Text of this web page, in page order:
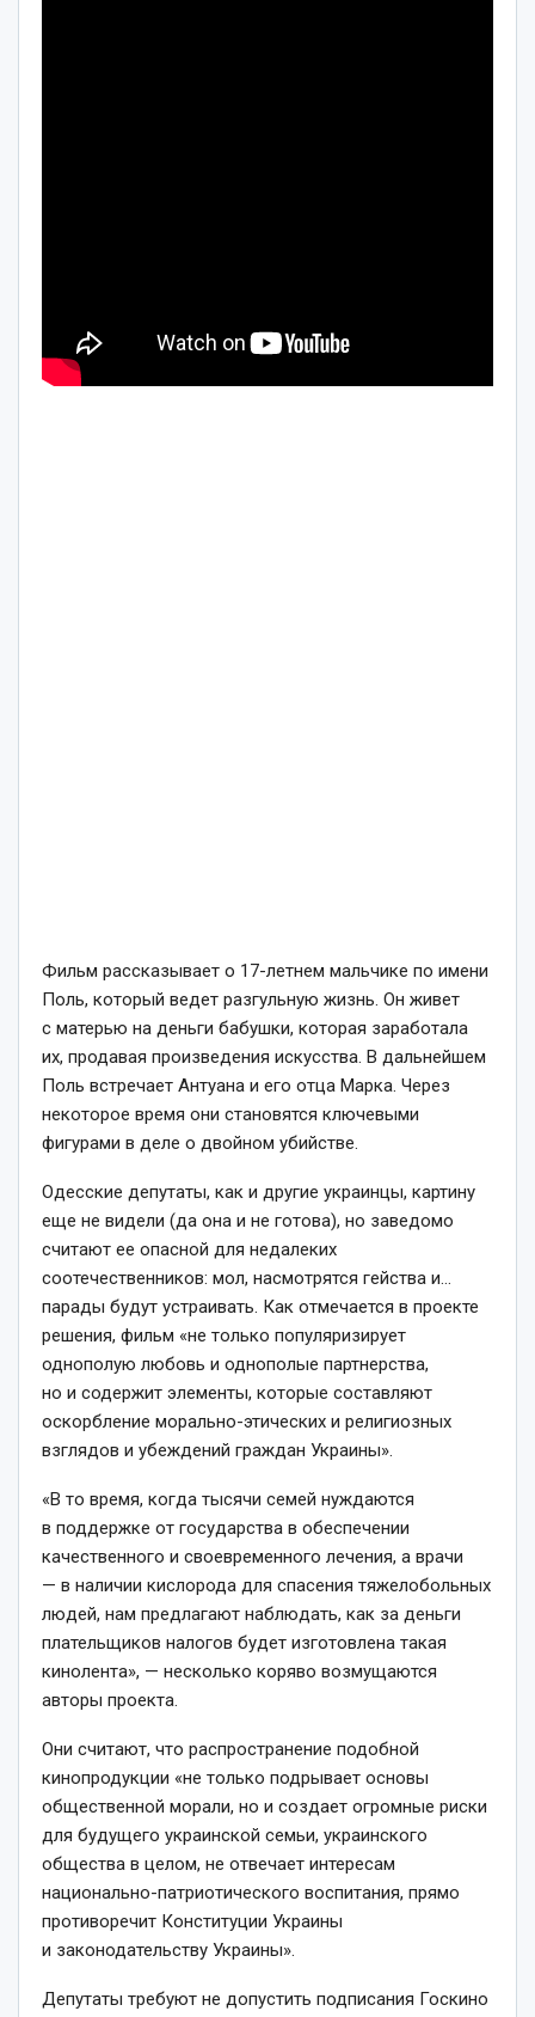
Фильм рассказывает о 17-летнем мальчике по имени
Поль, который ведет разгульную жизнь. Он живет
с матерью на деньги бабушки, которая заработала
их, продавая произведения искусства. В дальнейшем
Поль встречает Антуана и его отца Марка. Через
некоторое время они становятся ключевыми
фигурами в деле о двойном убийстве.
Одесские депутаты, как и другие украинцы, картину
еще не видели (да она и не готова), но заведомо
считают ее опасной для недалеких
соотечественников: мол, насмотрятся гейства и…
парады будут устраивать. Как отмечается в проекте
решения, фильм «не только популяризирует
однополую любовь и однополые партнерства,
но и содержит элементы, которые составляют
оскорбление морально-этических и религиозных
взглядов и убеждений граждан Украины».
«В то время, когда тысячи семей нуждаются
в поддержке от государства в обеспечении
качественного и своевременного лечения, а врачи
— в наличии кислорода для спасения тяжелобольных
людей, нам предлагают наблюдать, как за деньги
плательщиков налогов будет изготовлена такая
кинолента», — несколько коряво возмущаются
авторы проекта.
Они считают, что распространение подобной
кинопродукции «не только подрывает основы
общественной морали, но и создает огромные риски
для будущего украинской семьи, украинского
общества в целом, не отвечает интересам
национально-патриотического воспитания, прямо
противоречит Конституции Украины
и законодательству Украины».
Депутаты требуют не допустить подписания Госкино